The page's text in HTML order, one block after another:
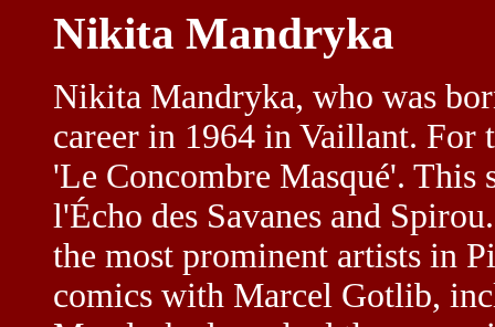
Nikita Mandryka
Nikita Mandryka, who was
career in 1964 in Vaillant. For
'Le Concombre Masqué'. This
l'Écho des Savanes and
the most prominent artists in
comics with Marcel Gotlib,